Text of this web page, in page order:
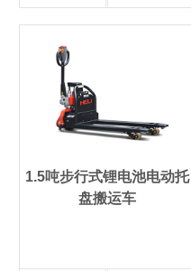
1.5吨步行式锂电池电动托
盘搬运车